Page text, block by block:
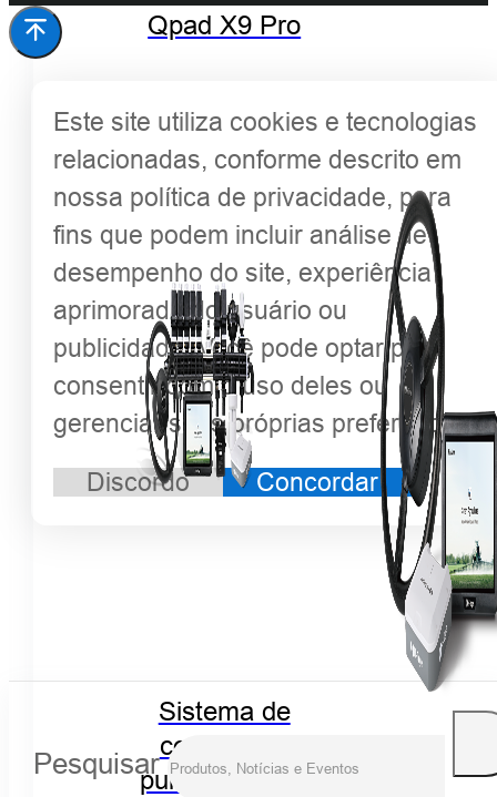
Qpad X9 Pro
Sistema de
controle de
pulverização e
Este site utiliza cookies e tecnologias
relacionadas, conforme descrito em
nossa política de privacidade, para
fins que podem incluir análise de
desempenho do site, experiência
aprimorada do usuário ou
publicidade. Você pode optar por
consentir com o uso deles ou
gerenciar suas próprias preferências.
Discordo Concordar
Pesquisar